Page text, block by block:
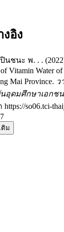
อิง
ชนะ พ. . .
Vitamin Water
Mai Province. ว
อุดมศึกษาเอกช
so06.tci-
ติม